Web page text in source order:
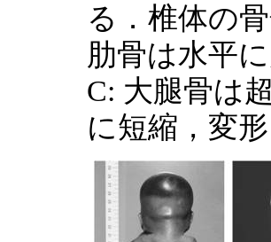
る．椎体の
肋骨は水平
C: 大腿骨は
に短縮，変